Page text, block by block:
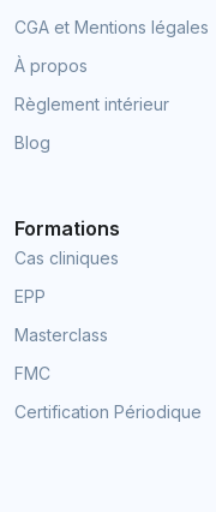
CGA et Mentions légales
À propos
Règlement intérieur
Blog
Formations
Cas cliniques
EPP
Masterclass
FMC
Certification Périodique